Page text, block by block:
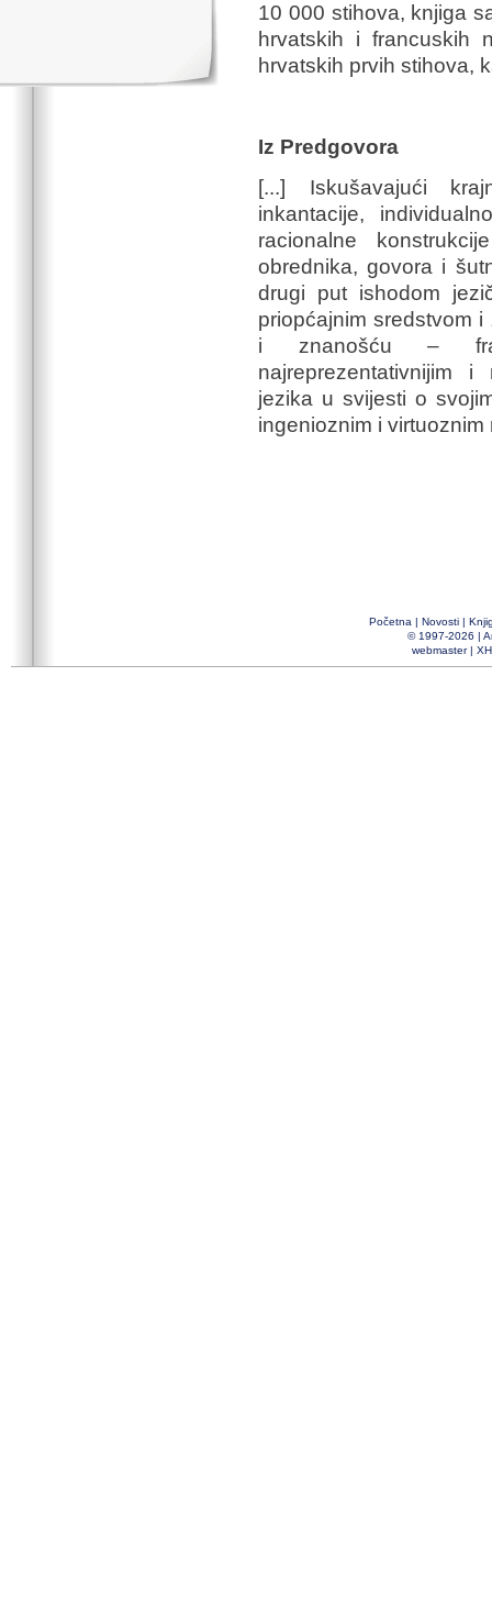
10 000 stihova, knjiga
hrvatskih i francuskih
hrvatskih prvih stihova,
Iz Predgovora
[...] Iskušavajući
inkantacije,
racionalne
obrednika, govora i
drugi put ishodom
priopćajnim sredstvom
i znanošću –
najreprezentativnijim
jezika u svijesti o
ingenioznim i
Početna | Novosti |
© 1997-2026 |
webmaster|